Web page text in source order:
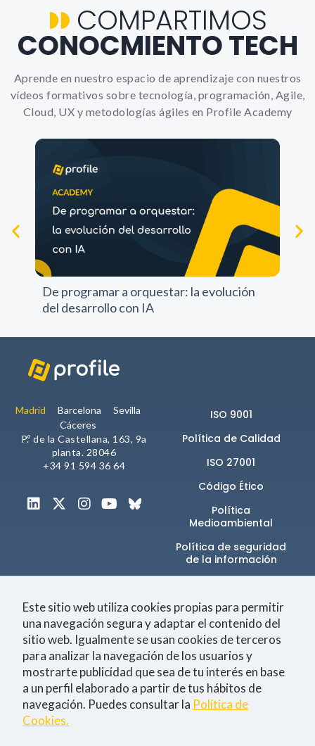
COMPARTIMOS
CONOCMIENTO TECH
Aprende en nuestro espacio de aprendizaje con nuestros
vídeos formativos sobre tecnología, programación, Agile,
Cloud, UX y metodologías ágiles en Profile Academy
De programar a orquestar: la evolución
del desarrollo con IA
Madrid Barcelona
Sevilla
Cáceres
P.º de la Castellana, 163, 9a
planta. 28046
+34 91 594 36 64
ISO 9001
Política de Calidad
ISO 27001
Código Ético
Política
Medioambiental
Política de seguridad
de la información​
Únete a la comunidad
Tecnología Negocio Eventos
Empleo
Este sitio web utiliza cookies propias para permitir
una navegación segura y adaptar el contenido del
sitio web. Igualmente se usan cookies de terceros
para analizar la navegación de los usuarios y
mostrarte publicidad que sea de tu interés en base
a un perfil elaborado a partir de tus hábitos de
navegación. Puedes consultar la Política de
Cookies.
base a cómo la
usas.
_ga | _gid |
_hjSession |
_hjSessionUser
funcione lo
mejor posible
durante tu
visita. Si
rechazas estas
cookies,
algunas
Al compartir tus
intereses y
comportamiento
nuestra web,
posibilidad de
ofertas
personalizados.
NID